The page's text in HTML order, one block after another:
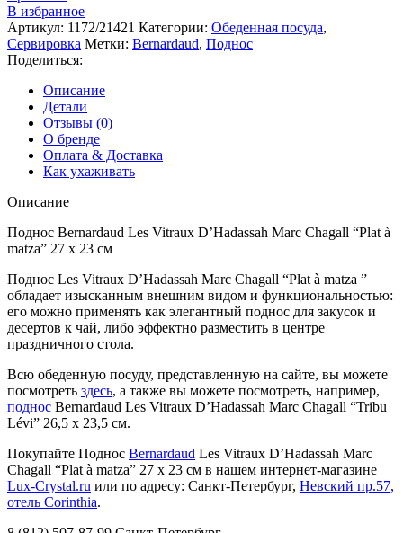
В избранное
Артикул: 1172/21421 Категории: Обеденная посуда,
Сервировка Метки: Bernardaud, Поднос
Поделиться:
Описание
Детали
Отзывы (0)
О бренде
Оплата & Доставка
Как ухаживать
Описание
Поднос Bernardaud Les Vitraux D’Hadassah Marc Chagall “Plat à
matza” 27 х 23 см
Поднос Les Vitraux D’Hadassah Marc Chagall “Plat à matza ”
обладает изысканным внешним видом и функциональностью:
его можно применять как элегантный поднос для закусок и
десертов к чай, либо эффектно разместить в центре
праздничного стола.
Всю обеденную посуду, представленную на сайте, вы можете
посмотреть здесь, а также вы можете посмотреть, например,
поднос Bernardaud Les Vitraux D’Hadassah Marc Chagall “Tribu
Lévi” 26,5 х 23,5 см.
Покупайте Поднос Bernardaud Les Vitraux D’Hadassah Marc
Chagall “Plat à matza” 27 х 23 см в нашем интернет-магазине
Lux-Crystal.ru или по адресу: Санкт-Петербург, Невский пр.57,
отель Corinthia.